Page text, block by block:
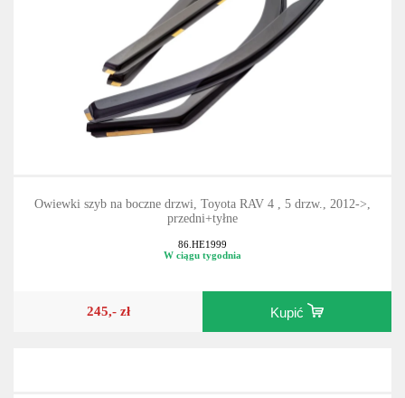
Owiewki szyb na boczne drzwi, Toyota RAV 4 , 5 drzw., 2012->,
przedni+tyłne
86.HE1999
W ciągu tygodnia
245,- zł Kupić